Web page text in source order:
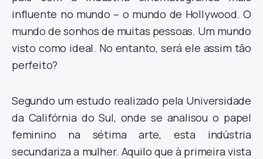
influente no mundo – o mundo de Hollywood. O
mundo de sonhos de muitas pessoas. Um mundo
visto como ideal. No entanto, será ele assim tão
perfeito?
Segundo um estudo realizado pela Universidade
da Califórnia do Sul, onde se analisou o papel
feminino na sétima arte, esta indústria
secundariza a mulher. Aquilo que à primeira vista